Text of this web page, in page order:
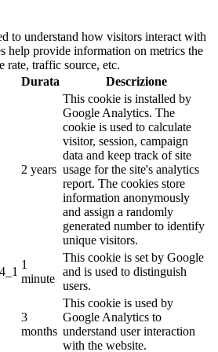
to understand how visitors interact with
help provide information on metrics the
rate, traffic source, etc.
Durata Descrizione
2 years
This cookie is installed by
Google Analytics. The
cookie is used to calculate
visitor, session, campaign
data and keep track of site
usage for the site's analytics
report. The cookies store
information anonymously
and assign a randomly
generated number to identify
unique visitors.
1
minute
This cookie is set by Google
and is used to distinguish
users.
3
months
This cookie is used by
Google Analytics to
understand user interaction
with the website.